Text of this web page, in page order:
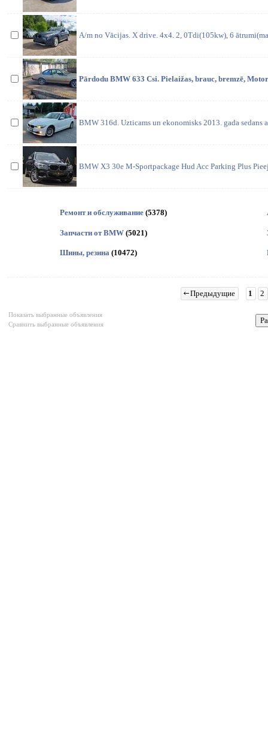
A/m no Vācijas. X drive. 4x4. 2, 0Tdi(105kw), 6
Pārdodu BMW 633 Csi. Pielaižas, brauc, bremzē,
BMW 316d. Uzticams un ekonomisks 2013. gada sedans
BMW X3 30e M-Sportpackage Hud Acc Parking Plus
Ремонт и обслуживание (5378)
Запчасти от BMW (5021)
Шины, резина (10472)
Предыдущие 1 2
Показать выбранные объявления
Сравнить выбранные объявления